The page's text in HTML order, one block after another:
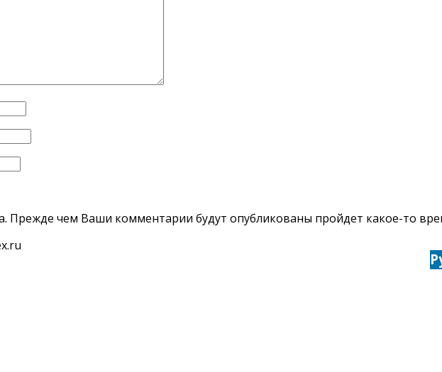
Прежде чем Ваши комментарии будут опубликованы пройдет какое-то